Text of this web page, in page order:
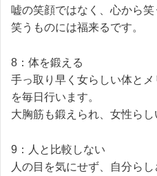
嘘の笑顔ではなく、心から笑
笑うものには福来るです。
8：体を鍛える
手っ取り早く女らしい体と
を毎日行います。
大胸筋も鍛えられ、女性らし
9：人と比較しない
人の目を気にせず、自分ら